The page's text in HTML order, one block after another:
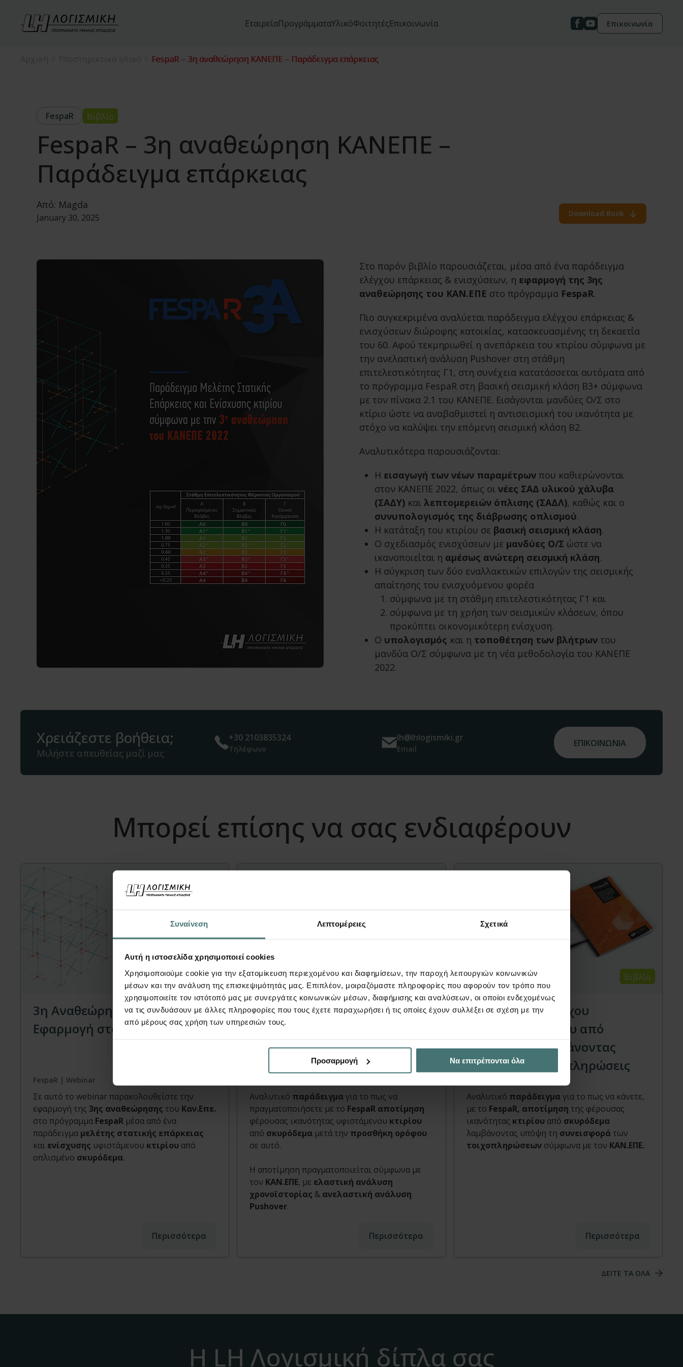
Συναίνεση Λεπτομέρειες Σχετικά
Αυτή η ιστοσελίδα χρησιμοποιεί cookies
Χρησιμοποιούμε cookie για την εξατομίκευση περιεχομένου και διαφημίσεων, την παροχή λειτουργιών κοινωνικών
μέσων και την ανάλυση της επισκεψιμότητάς μας. Επιπλέον, μοιραζόμαστε πληροφορίες που αφορούν τον τρόπο που
χρησιμοποιείτε τον ιστότοπό μας με συνεργάτες κοινωνικών μέσων, διαφήμισης και αναλύσεων, οι οποίοι ενδεχομένως
να τις συνδυάσουν με άλλες πληροφορίες που τους έχετε παραχωρήσει ή τις οποίες έχουν συλλέξει σε σχέση με την
από μέρους σας χρήση των υπηρεσιών τους.
Προσαρμογή Να επιτρέπονται όλα
ΕταιρείαΠρογράμματαΥλικόΦοιτητέςΕπικοινωνία Επικοινωνία
FespaR – 3η αναθεώρηση ΚΑΝΕΠΕ – Παράδειγμα επάρκειας
FespaR Βιβλίο
FespaR – 3η αναθεώρηση ΚΑΝΕΠΕ –
Παράδειγμα επάρκειας
Από: Magda
January 30, 2025 Download Book
Στο παρόν βιβλίο παρουσιάζεται, μέσα από ένα παράδειγμα
ελέγχου επάρκειας & ενισχύσεων, η εφαρμογή της 3ης
αναθεώρησης του ΚΑΝ.ΕΠΕ στο πρόγραμμα FespaR.
Πιο συγκεκριμένα αναλύεται παράδειγμα ελέγχου επάρκειας &
ενισχύσεων διώροφης κατοικίας, κατασκευασμένης τη δεκαετία
του 60. Αφού τεκμηριωθεί η ανεπάρκεια του κτιρίου σύμφωνα με
την ανελαστική ανάλυση Pushover στη στάθμη
επιτελεστικότητας Γ1, στη συνέχεια κατατάσσεται αυτόματα από
το πρόγραμμα FespaR στη βασική σεισμική κλάση Β3+ σύμφωνα
με τον πίνακα 2.1 του ΚΑΝΕΠΕ. Eισάγονται μανδύες Ο/Σ στο
κτίριο ώστε να αναβαθμιστεί η αντισεισμική του ικανότητα με
στόχο να καλύψει την επόμενη σεισμική κλάση Β2.
Αναλυτικότερα παρουσιάζονται:
Η εισαγωγή των νέων παραμέτρων που καθιερώνονται
στον ΚΑΝΕΠΕ 2022, όπως οι νέες ΣΑΔ υλικού χάλυβα
(ΣΑΔΥ) και λεπτομερειών όπλισης (ΣΑΔΛ), καθώς και ο
συνυπολογισμός της διάβρωσης οπλισμού.
Η κατάταξη του κτιρίου σε βασική σεισμική κλάση.
Ο σχεδιασμός ενισχύσεων με μανδύες Ο/Σ ώστε να
ικανοποιείται η αμέσως ανώτερη σεισμική κλάση.
Η σύγκριση των δύο εναλλακτικών επιλογών της σεισμικής
απαίτησης του ενισχυόμενου φορέα
σύμφωνα με τη στάθμη επιτελεστικότητας Γ1 και
σύμφωνα με τη χρήση των σεισμικών κλάσεων, όπου
προκύπτει οικονομικότερη ενίσχυση.
Ο υπολογισμός και η τοποθέτηση των βλήτρων του
μανδύα Ο/Σ σύμφωνα με τη νέα μεθοδολογία του ΚΑΝΕΠΕ
2022.
Χρειάζεστε βοήθεια;
Μιλήστε απευθείας μαζί μας
+30 2103835324
Τηλέφωνο
lh@lhlogismiki.gr
Email ΕΠΙΚΟΙΝΩΝΙΑ
Μπορεί επίσης να σας ενδιαφέρουν
Webinar
3η Αναθεώρηση Καν.Επε. 2022:
Εφαρμογή στο FespaR
FespaR | Webinar
Σε αυτό το webinar παρακολουθείστε την
εφαρμογή της 3ης αναθεώρησης του Καν.Επε.
στο πρόγραμμα FespaR μέσα από ένα
παράδειγμα μελέτης στατικής επάρκειας
και ενίσχυσης υφιστάμενου κτιρίου από
οπλισμένο σκυρόδεμα.
Περισσότερα
Βιβλίο
Παράδειγμα προσθήκης
ορόφου με ελαστική ανάλυση
χρονοϊστορίας & ανελαστική
Αναλυτικό παράδειγμα για το πως να
πραγματοποιήσετε με το FespaR αποτίμηση
φέρουσας ικανότητας υφιστάμενου κτιρίου
από σκυρόδεμα μετά την προσθήκη ορόφου
σε αυτό.
Η αποτίμηση πραγματοποιείται σύμφωνα με
τον ΚΑΝ.ΕΠΕ, με ελαστική ανάλυση
χρονοϊστορίας & ανελαστική ανάλυση
Pushover.
Περισσότερα
Βιβλίο
Παράδειγμα ελέγχου
επάρκειας κτιρίου από
σκυρόδεμα λαμβάνοντας
υπόψη τις τοιχοπληρώσεις
Αναλυτικό παράδειγμα για το πως να κάνετε,
με το FespaR, αποτίμηση της φέρουσας
ικανότητας κτιρίου από σκυρόδεμα
λαμβάνοντας υπόψη τη συνεισφοράτων
τοιχοπληρώσεων σύμφωνα με τον ΚΑΝ.ΕΠΕ.
Περισσότερα
ΔΕΙΤΕ ΤΑ ΟΛΑ
Η LH Λογισμική δίπλα σας